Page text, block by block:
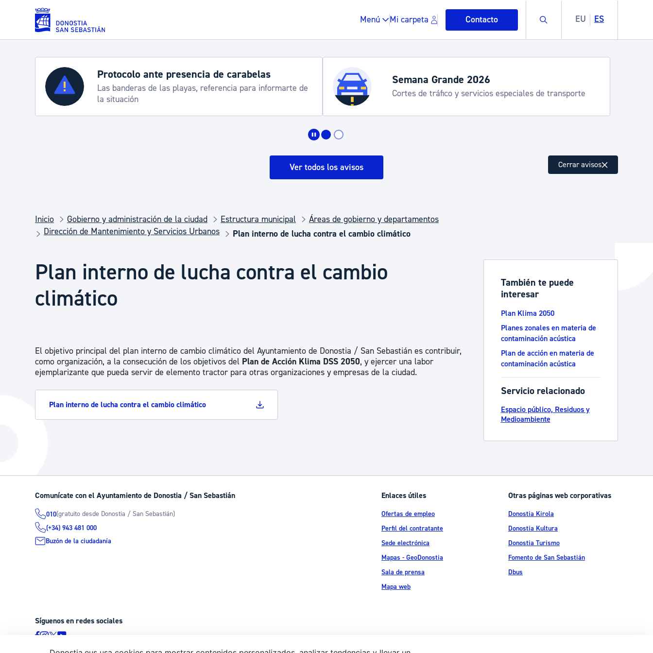
Saltar al contenido principal
Menú Mi carpeta Contacto Buscar EU ES
Servicios
Padrón y asuntos personales
Espacio público, residuos y medioambiente
Seguridad ciudadana y emergencias Euskera
Infancia y juventud
Deporte Turismo
La ciudad futura
Agenda cultural
Portal de transparencia
Protocolo ante presencia de carabelas
Las banderas de las playas, referencia para informarte de
la situación
Semana Grande 2026
Cortes de tráfico y servicios especiales de transporte
Ver todos los avisos Cerrar avisos
Inicio Gobierno y administración de la ciudad Estructura municipal
Áreas de gobierno y departamentos
Dirección de Mantenimiento y Servicios Urbanos
Plan interno de lucha contra el cambio climático
Plan interno de lucha contra el cambio
climático
El objetivo principal del plan interno de cambio climático del Ayuntamiento de Donostia / San Sebastián es contribuir,
como organización, a la consecución de los objetivos del Plan de Acción Klima DSS 2050, y ejercer una labor
ejemplarizante que pueda servir de elemento tractor para otras organizaciones y empresas de la ciudad.
Plan interno de lucha contra el cambio climático
También te puede
interesar
Plan Klima 2050
Planes zonales en materia de
contaminación acústica
Plan de acción en materia de
contaminación acústica
Servicio relacionado
Espacio público, Residuos y
Medioambiente
Comunícate con el Ayuntamiento de Donostia / San Sebastián
010(gratuito desde Donostia / San Sebastián)
(+34) 943 481 000
Buzón de la ciudadanía
Enlaces útiles
Ofertas de empleo
Perfil del contratante
Sede electrónica
Mapas - GeoDonostia
Sala de prensa
Mapa web
Otras páginas web corporativas
Donostia Kirola
Donostia Kultura
Donostia Turismo
Fomento de San Sebastián
Dbus
Síguenos en redes sociales